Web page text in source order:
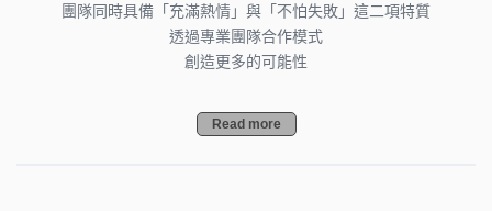
團隊同時具備「充滿熱情」與「不怕失敗」這二項特質
透過專業團隊合作模式
創造更多的可能性
Read more